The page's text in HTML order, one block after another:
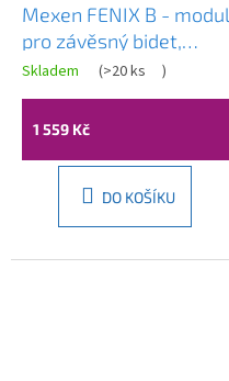
Mexen FENIX B - modul
pro závěsný bidet,
60999
Skladem (>20 ks )
1 559 Kč
DO KOŠÍKU